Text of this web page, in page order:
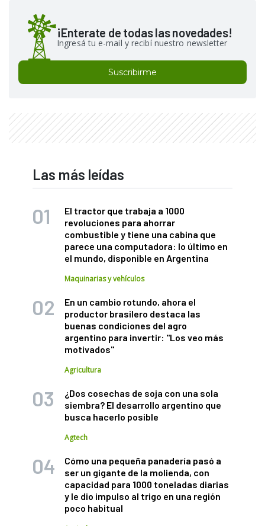
¡Enterate de todas las novedades!
Ingresá tu e-mail y recibí nuestro newsletter
Suscribirme
Las más leídas
El tractor que trabaja a 1000
revoluciones para ahorrar
combustible y tiene una cabina que
parece una computadora: lo último en
el mundo, disponible en Argentina
Maquinarias y vehículos
En un cambio rotundo, ahora el
productor brasilero destaca las
buenas condiciones del agro
argentino para invertir: "Los veo más
motivados"
Agricultura
¿Dos cosechas de soja con una sola
siembra? El desarrollo argentino que
busca hacerlo posible
Agtech
Cómo una pequeña panadería pasó a
ser un gigante de la molienda, con
capacidad para 1000 toneladas diarias
y le dio impulso al trigo en una región
poco habitual